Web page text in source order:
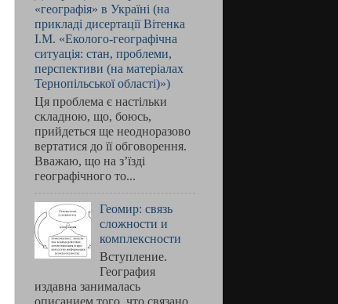
«географія» в Україні (на
прикладі дисертації Вітенка
І.М. «Еколого-географічна
ситуація: стан, проблеми,
перспективи (на матеріалах
Тернопільської області)»)
Ця проблема є настільки
складною, що, боюсь,
прийдеться ще неодноразово
вертатися до її обговорення.
Вважаю, що на з’їзді
географічного то...
Геомир: связь
сложности и
комплексности
Вступление.
География
издавна занималась